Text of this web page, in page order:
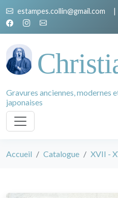
estampes.collin@gmail.com |
Gravures anciennes, modernes
japonaises
Accueil Catalogue XVII -